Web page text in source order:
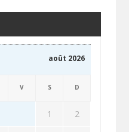
août 2026
V S D
1 2